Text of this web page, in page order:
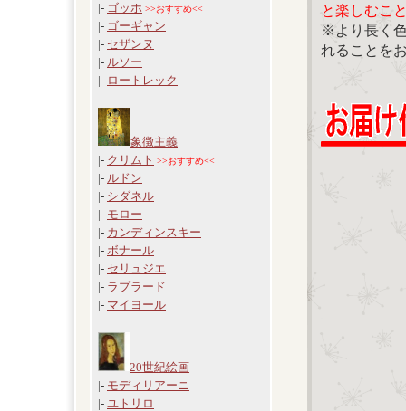
|- ゴッホ >>おすすめ<<
|- ゴーギャン
|- セザンヌ
|- ルソー
|- ロートレック
象徴主義
|- クリムト >>おすすめ<<
|- ルドン
|- シダネル
|- モロー
|- カンディンスキー
|- ボナール
|- セリュジエ
|- ラプラード
|- マイヨール
20世紀絵画
|- モディリアーニ
|- ユトリロ
と楽しむこ
※より長く
れることを